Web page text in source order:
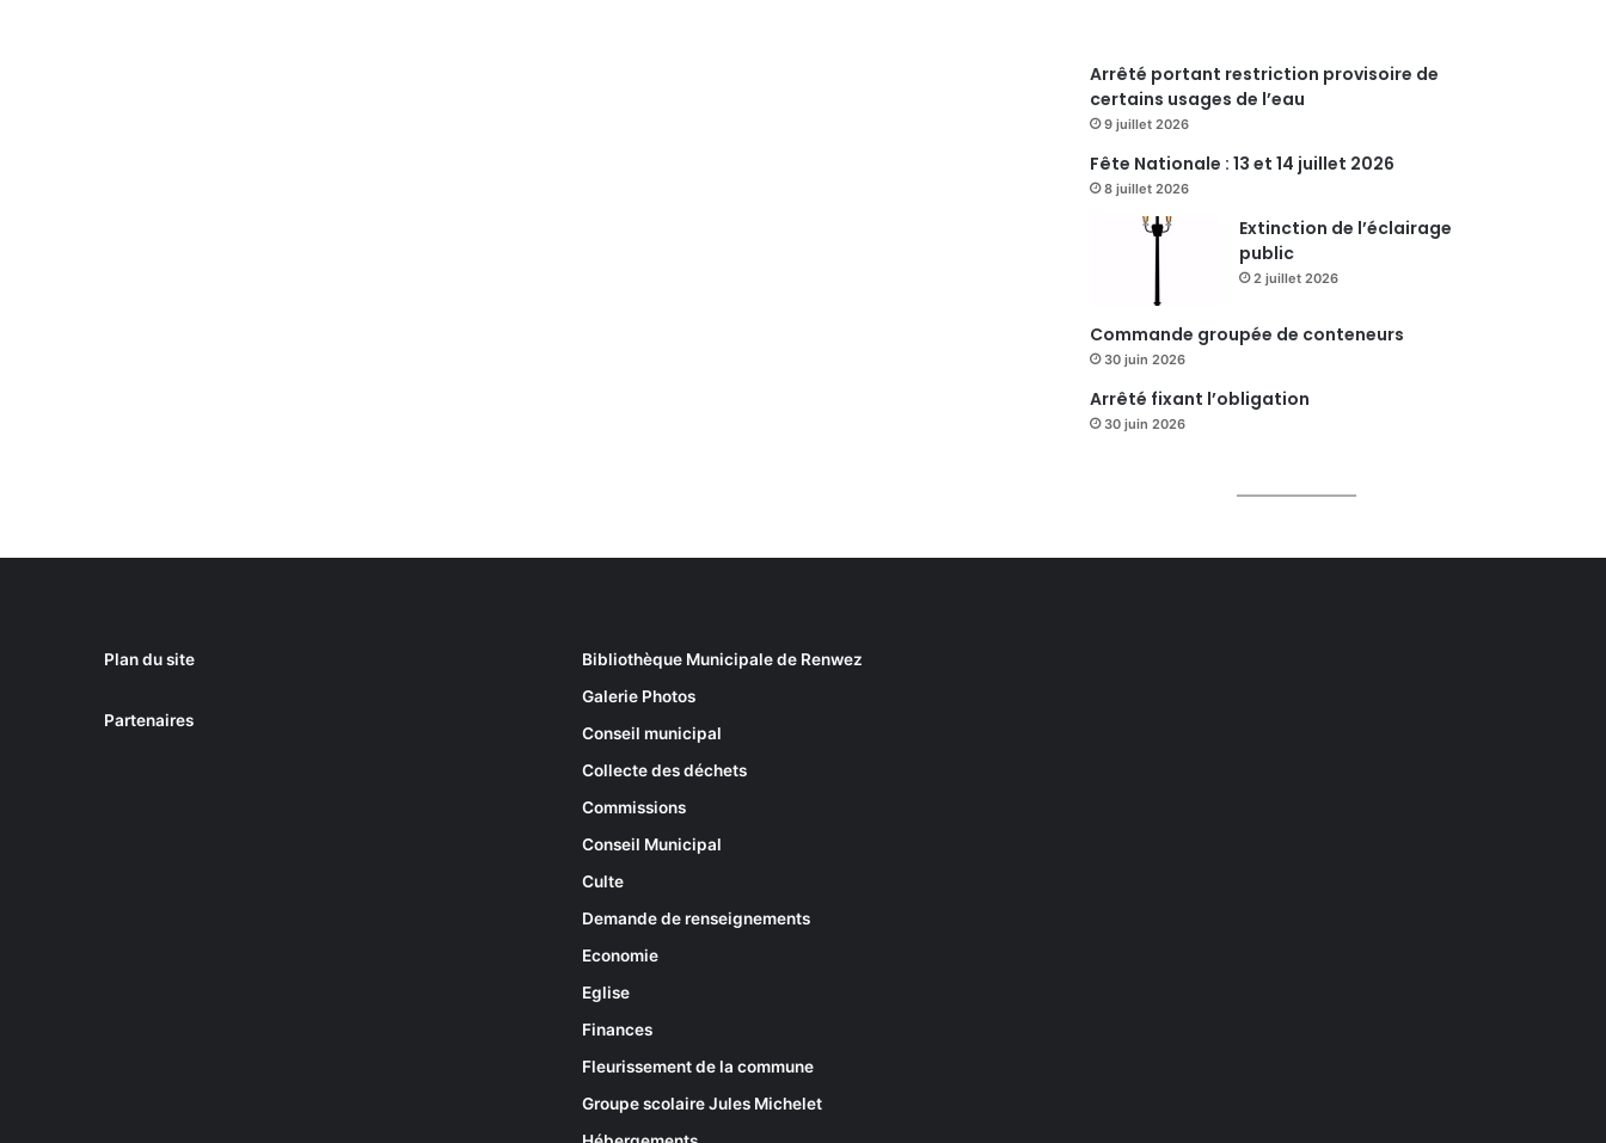
Arrêté portant restriction provisoire de
certains usages de l’eau
9 juillet 2026
Fête Nationale : 13 et 14 juillet 2026
8 juillet 2026
Extinction de l’éclairage
public
2 juillet 2026
Commande groupée de conteneurs
30 juin 2026
Arrêté fixant l’obligation
30 juin 2026
Plan du site
Partenaires
Bibliothèque Municipale de Renwez
Galerie Photos
Conseil municipal
Collecte des déchets
Commissions
Conseil Municipal
Culte
Demande de renseignements
Economie
Eglise
Finances
Fleurissement de la commune
Groupe scolaire Jules Michelet